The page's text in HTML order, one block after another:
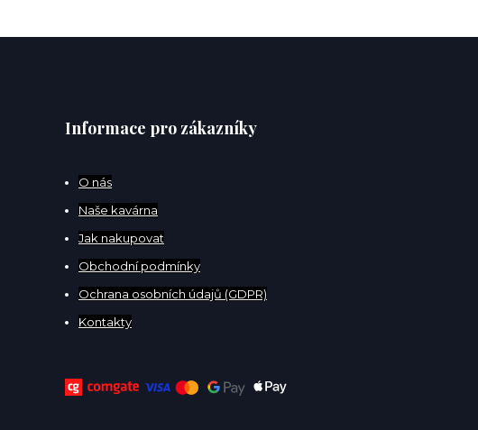
Informace pro zákazníky
O nás
Naše kavárna
Jak nakupovat
Obchodní podmínky
Ochrana osobních údajů (GDPR)
Kontakty